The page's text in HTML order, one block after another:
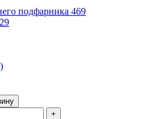
подфарника 469
+